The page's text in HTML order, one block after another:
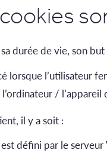
durée de vie, son
lorsque l’utilisateur
/
il y a soit :
défini par le